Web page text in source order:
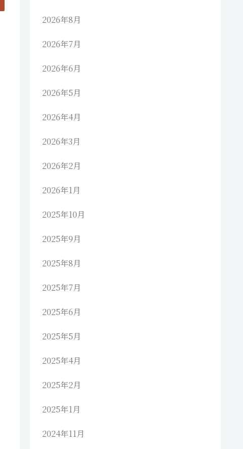
2026年8月
2026年7月
2026年6月
2026年5月
2026年4月
2026年3月
2026年2月
2026年1月
2025年10月
2025年9月
2025年8月
2025年7月
2025年6月
2025年5月
2025年4月
2025年2月
2025年1月
2024年11月